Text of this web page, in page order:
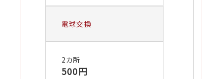
電球交換
2カ所
500円